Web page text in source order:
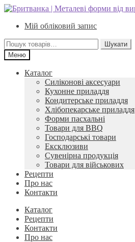
Перейти
навігації
Перейти
вмістуМій обліковий запис
Шукати:
Шукати
Меню
Каталог
Силіконові аксесуари
Кухонне приладдя
Кондитерське приладдя
Хлібопекарське приладдя
Форми пасхальні
Товари для BBQ
Господарські товари
Ексклюзиви
Сувенірна продукція
Товари для військових
Рецепти
Про нас
Контакти
Каталог
Рецепти
Контакти
Про нас